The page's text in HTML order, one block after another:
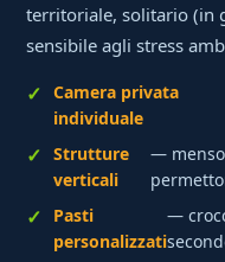
territoriale, solitario (in
sensibile agli stress
Camera privata
individuale
Strutture
verticali
—
Pasti
personalizzati
—